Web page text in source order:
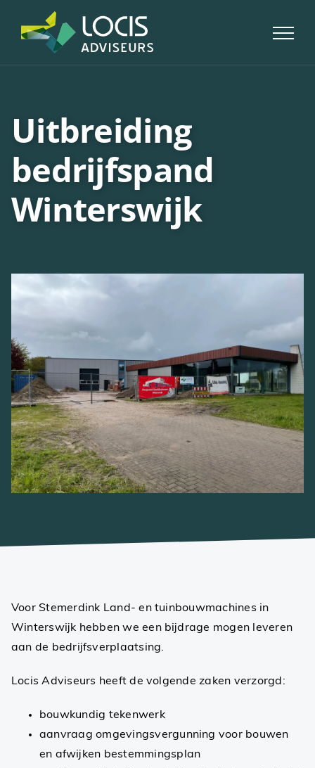
Uitbreiding
bedrijfspand
Winterswijk
Voor Stemerdink Land- en tuinbouwmachines in
Winterswijk hebben we een bijdrage mogen leveren
aan de bedrijfsverplaatsing.
Locis Adviseurs heeft de volgende zaken verzorgd:
bouwkundig tekenwerk
aanvraag omgevingsvergunning voor bouwen
en afwijken bestemmingsplan